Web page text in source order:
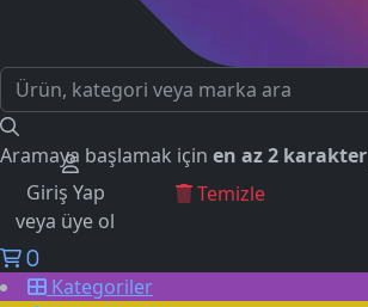
Aramaya başlamak için en az 2 karakter
GEÇMİŞ ARAMALAR
Temizle
Giriş Yap
veya üye ol
0
Kategoriler